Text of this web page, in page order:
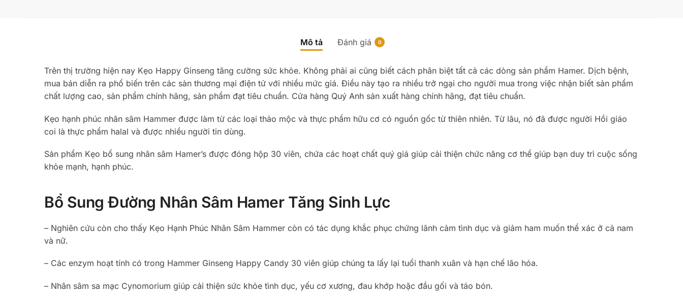
Mô tả Đánh giá 0
Trên thị trường hiện nay Kẹo Happy Ginseng tăng cường sức khỏe. Không phải ai cũng biết cách phân biệt tất cả các dòng sản phẩm Hamer. Dịch bệnh,
mua bán diễn ra phổ biến trên các sàn thương mại điện tử với nhiều mức giá. Điều này tạo ra nhiều trở ngại cho người mua trong việc nhận biết sản phẩm
chất lượng cao, sản phẩm chính hãng, sản phẩm đạt tiêu chuẩn. Cửa hàng Quý Anh sản xuất hàng chính hãng, đạt tiêu chuẩn.
Kẹo hạnh phúc nhân sâm Hammer được làm từ các loại thảo mộc và thực phẩm hữu cơ có nguồn gốc từ thiên nhiên. Từ lâu, nó đã được người Hồi giáo
coi là thực phẩm halal và được nhiều người tin dùng.
Sản phẩm Kẹo bổ sung nhân sâm Hamer’s được đóng hộp 30 viên, chứa các hoạt chất quý giá giúp cải thiện chức năng cơ thể giúp bạn duy trì cuộc sống
khỏe mạnh, hạnh phúc.
Bổ Sung Đường Nhân Sâm Hamer Tăng Sinh Lực
– Nghiên cứu còn cho thấy Kẹo Hạnh Phúc Nhân Sâm Hammer còn có tác dụng khắc phục chứng lãnh cảm tình dục và giảm ham muốn thể xác ở cả nam
và nữ.
– Các enzym hoạt tính có trong Hammer Ginseng Happy Candy 30 viên giúp chúng ta lấy lại tuổi thanh xuân và hạn chế lão hóa.
– Nhân sâm sa mạc Cynomorium giúp cải thiện sức khỏe tình dục, yếu cơ xương, đau khớp hoặc đầu gối và táo bón.